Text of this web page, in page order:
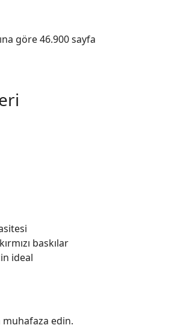
göre 46.900 sayfa
baskılar
ideal
edin.